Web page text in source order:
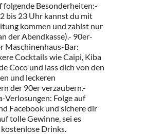
folgende Besonderheiten:-
bis 23 Uhr kannst du mit
kommen und zahlst nur
der Abendkasse).- 90er-
Maschinenhaus-Bar:
Cocktails wie Caipi, Kiba
Coco und lass dich von den
und leckeren
der 90er verzaubern.-
Verlosungen: Folge auf
Facebook und sichere dir
tolle Gewinne, sei es
Drinks.